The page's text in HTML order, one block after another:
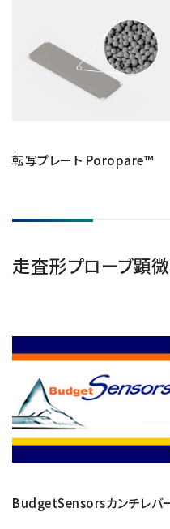
転写プレート Poropare™
走査形プローブ顕
BudgetSensorsカンチレバ